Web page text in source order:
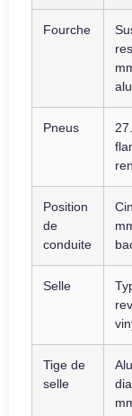
Fourche
alu
Pneus
Position
de
conduite
Selle
Tige de
selle